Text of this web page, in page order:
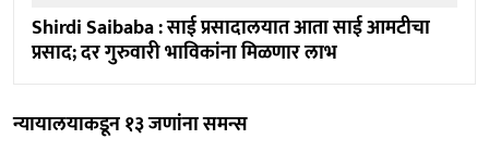
Shirdi Saibaba : साई प्रसादालयात आता साई आमटीचा
प्रसाद; दर गुरुवारी भाविकांना मिळणार लाभ
न्यायालयाकडून १३ जणांना समन्स